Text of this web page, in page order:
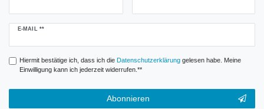
E-MAIL **
Newsletter
Hiermit bestätige ich, dass ich die Daten­schutz­erklärunggelesen habe. Meine
Einwilligung kann ich jederzeit widerrufen.**
Abonnieren